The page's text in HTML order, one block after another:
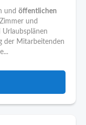
und öffentlichen
und
der Mitarbeitenden